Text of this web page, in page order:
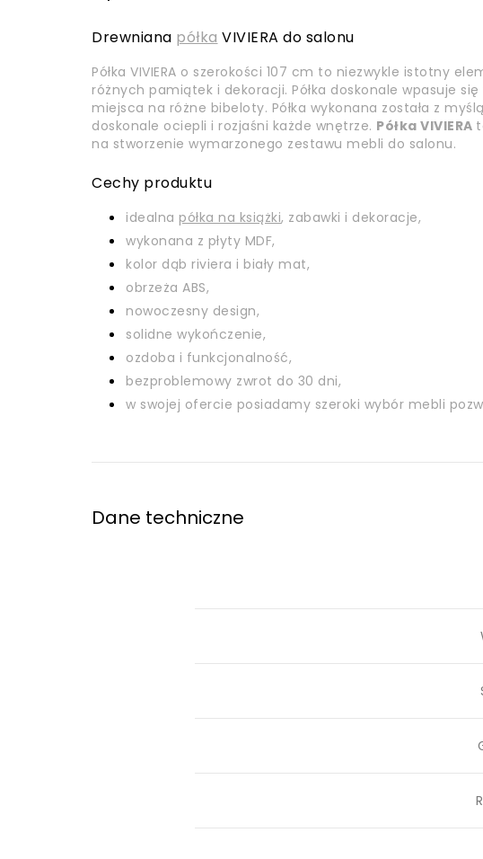
Drewniana półka VIVIERA do salonu
Półka VIVIERA o szerokości 107 cm to niezwykle istotny
różnych pamiątek i dekoracji. Półka doskonale wpasuje
miejsca na różne bibeloty. Półka wykonana została z
doskonale ociepli i rozjaśni każde wnętrze. Półka VIVIERA
na stworzenie wymarzonego zestawu mebli do salonu.
Cechy produktu
idealna półka na książki, zabawki i dekoracje,
wykonana z płyty MDF,
kolor dąb riviera i biały mat,
obrzeża ABS,
nowoczesny design,
solidne wykończenie,
ozdoba i funkcjonalność,
bezproblemowy zwrot do 30 dni,
w swojej ofercie posiadamy szeroki wybór mebli
Dane techniczne